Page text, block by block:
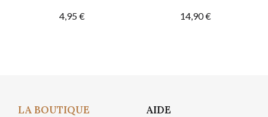
4,95 € 14,90 €
LA BOUTIQUE AIDE